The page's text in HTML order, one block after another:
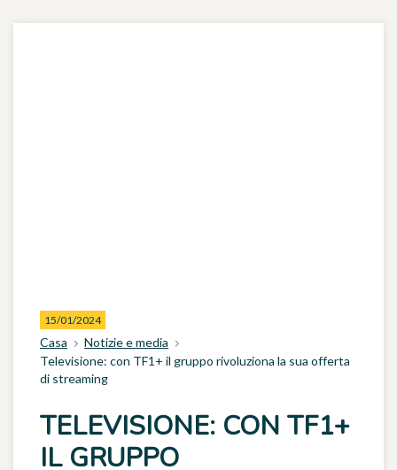
15/01/2024
Casa
Notizie e media
Televisione: con TF1+ il gruppo rivoluziona la sua offerta
di streaming
TELEVISIONE: CON TF1+
IL GRUPPO